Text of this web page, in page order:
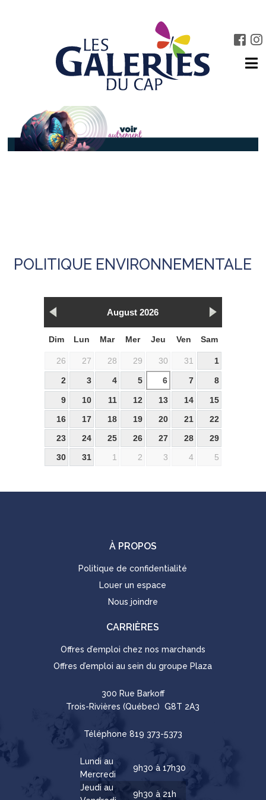
POLITIQUE ENVIRONNEMENTALE
August 2026
Dim Lun Mar Mer Jeu Ven Sam
26 27 28 29 30 31 1
2 3 4 5 6 7 8
9 10 11 12 13 14
15
16
17 18 19 20 21
22
23
24 25 26 27 28
29
30
31 1 2 3 4 5
À PROPOS
Politique de confidentialité
Louer un espace
Nous joindre
CARRIÈRES
Offres d’emploi chez nos marchands
Offres d’emploi au sein du groupe Plaza
300 Rue Barkoff
Trois-Rivières (Québec) G8T 2A3
Téléphone 819 373-5373
Lundi au
Mercredi
9h30 à 17h30
Jeudi au
9h30 à 21h